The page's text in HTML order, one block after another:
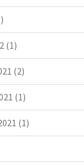
(1)
(2)
(1)
(1)